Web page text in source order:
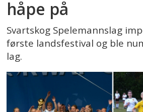
håpe på
Svartskog Spelemannslag
første landsfestival og ble
lag.